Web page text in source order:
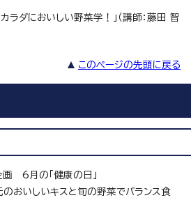
ラダにおいしい野菜学！」（講師：藤田 智
このページの先頭に戻る
6月の「健康の日」
おいしいキスと旬の野菜でバランス食